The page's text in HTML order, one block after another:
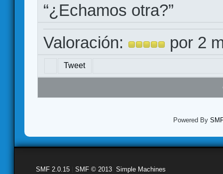
“¿Echamos otra?”
Valoración:
por 2
Tweet
Powered By
SMF 2.0.15 SMF © 2013 Simple Machines